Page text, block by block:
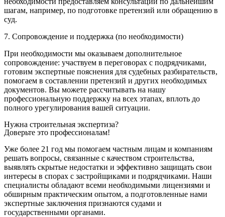
шагам, например, по подготовке претензий или обращению в
суд.
7. Сопровождение и поддержка (по необходимости)
При необходимости мы оказываем дополнительное
сопровождение: участвуем в переговорах с подрядчиками,
готовим экспертные пояснения для судебных разбирательств,
помогаем в составлении претензий и других необходимых
документов. Вы можете рассчитывать на нашу
профессиональную поддержку на всех этапах, вплоть до
полного урегулирования вашей ситуации.
Нужна строительная экспертиза?
Доверьте это профессионалам!
Уже более 21 год мы помогаем частным лицам и компаниям
решать вопросы, связанные с качеством строительства,
выявлять скрытые недостатки и эффективно защищать свои
интересы в спорах с застройщиками и подрядчиками. Наши
специалисты обладают всеми необходимыми лицензиями и
обширным практическим опытом, а подготовленные нами
экспертные заключения признаются судами и
государственными органами.